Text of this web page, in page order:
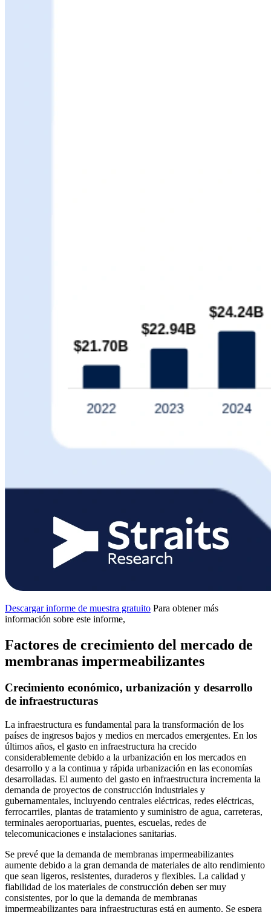
Descargar informe de muestra gratuito Para obtener más
información sobre este informe,
Factores de crecimiento del mercado de
membranas impermeabilizantes
Crecimiento económico, urbanización y desarrollo
de infraestructuras
La infraestructura es fundamental para la transformación de los
países de ingresos bajos y medios en mercados emergentes. En los
últimos años, el gasto en infraestructura ha crecido
considerablemente debido a la urbanización en los mercados en
desarrollo y a la continua y rápida urbanización en las economías
desarrolladas. El aumento del gasto en infraestructura incrementa la
demanda de proyectos de construcción industriales y
gubernamentales, incluyendo centrales eléctricas, redes eléctricas,
ferrocarriles, plantas de tratamiento y suministro de agua, carreteras,
terminales aeroportuarias, puentes, escuelas, redes de
telecomunicaciones e instalaciones sanitarias.
Se prevé que la demanda de membranas impermeabilizantes
aumente debido a la gran demanda de materiales de alto rendimiento
que sean ligeros, resistentes, duraderos y flexibles. La calidad y
fiabilidad de los materiales de construcción deben ser muy
consistentes, por lo que la demanda de membranas
impermeabilizantes para infraestructuras está en aumento. Se espera